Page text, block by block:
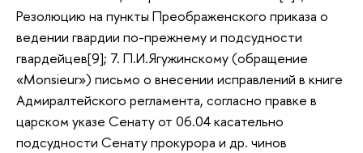
Резолюцию на пункты Преображенского приказа о
ведении гвардии по-прежнему и подсудности
гвардейцев[9]; 7. П.И.Ягужинскому (обращение
«Monsieur») письмо о внесении исправлений в книге
Адмиралтейского регламента, согласно правке в
царском указе Сенату от 06.04 касательно
подсудности Сенату прокурора и др. чинов